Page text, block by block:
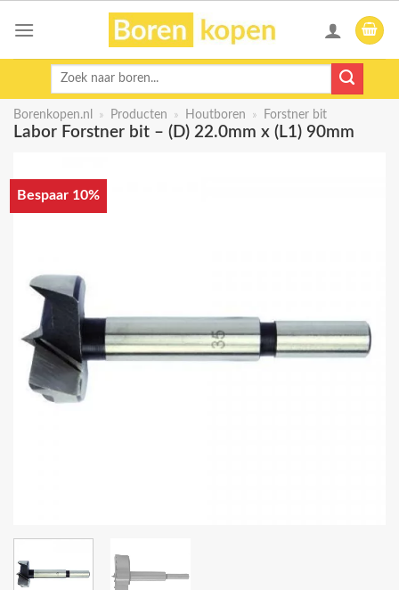
Zoeken
Borenkopen.nl » Producten » Houtboren » Forstner bit
Labor Forstner bit – (D) 22.0mm x (L1) 90mm
Bespaar 10%